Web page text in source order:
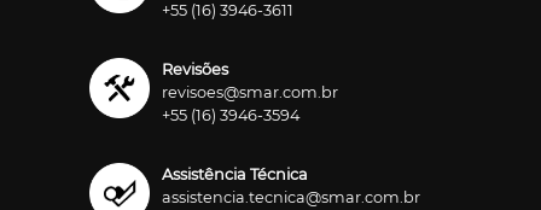
+55 (16) 3946-3611
Revisões
revisoes@smar.com.br
+55 (16) 3946-3594
Assistência Técnica
assistencia.tecnica@smar.com.br